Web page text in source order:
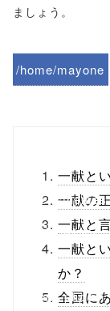
ましょう。
/home/mayone
ml/wp-
content/themes
/tapbiz_theme/
parts/sns-
buttons.php on
一献と
一献の
一献と
一献と
か？
全国に